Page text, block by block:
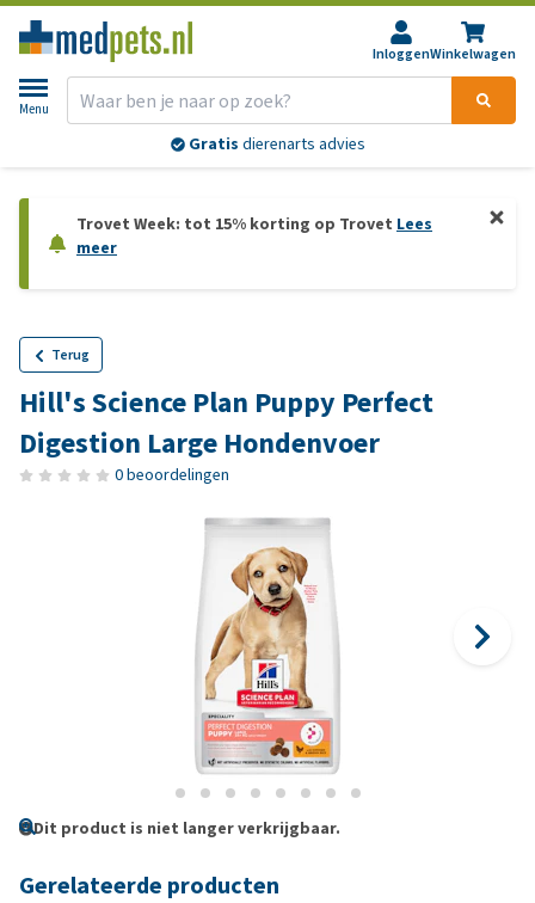
InloggenWinkelwagen
Menu
Gratis dierenarts advies
Trovet Week: tot 15% korting op Trovet Lees
meer
Terug
Hill's Science Plan Puppy Perfect
Digestion Large Hondenvoer
0 beoordelingen
Dit product is niet langer verkrijgbaar.
Gerelateerde producten